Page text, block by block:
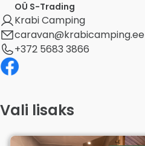
OÜ S-Trading
Krabi Camping
caravan@krabicamping.ee
+372 5683 3866
Vali lisaks